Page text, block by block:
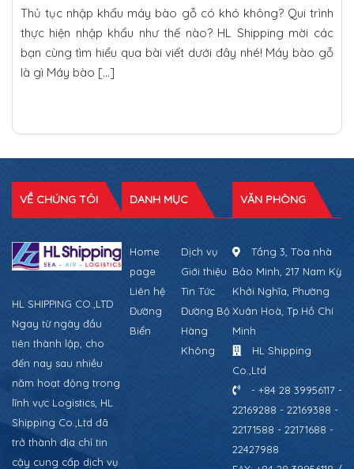
Thủ tục nhập khẩu máy bào gỗ có khó không? Qui trình
thực hiện nhập khẩu như thế nào? HL Shipping mời các
bạn cùng tìm hiểu qua bài viết dưới đây nhé! Máy bào gỗ
là gì Máy bào […]
VỀ CHÚNG TÔI
HL SHIPPING CO.,LTD
Ngay từ ngày đầu
tiên thành lập, cho
đến nay sau nhiều
năm hoạt động trong
lĩnh vực Logistics, HL
Shipping Co.,Ltd đã
trở thành địa chỉ tin
cậy cung cấp dịch vụ
DANH MỤC
Home
page
Dịch vụ
Giới thiệu
Liên hệ
Tin Tức
Đường
Biển
Đường Bộ
Hàng
Không
VĂN PHÒNG
Tầng 3, Tòa nhà
Bảo Minh, 217 Nam Kỳ
Khởi Nghĩa, Phường
Xuân Hoà, Tp.Hồ Chí
Minh
HL Shipping
Co.,Ltd
- +84 28 39956117 -
22169288 - 22169388 -
22171588 - 22171688 -
22427988